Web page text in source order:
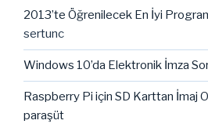
2013’te Öğrenilecek En İyi
sertunc
Windows 10’da Elektronik İmza
Raspberry Pi için SD Karttan İmaj
paraşüt